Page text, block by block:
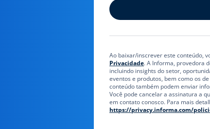
Ao baixar/inscrever este conteúdo,
Privacidade. A Informa, provedora
incluindo insights do setor,
eventos e produtos, bem como os
conteúdo também podem enviar
Você pode cancelar a assinatura a
em contato conosco. Para mais
https://privacy.informa.com/